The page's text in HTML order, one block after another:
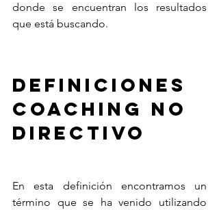
donde se encuentran los resultados
que está buscando.
Definiciones
coaching no
directivo
En esta definición encontramos un
término que se ha venido utilizando